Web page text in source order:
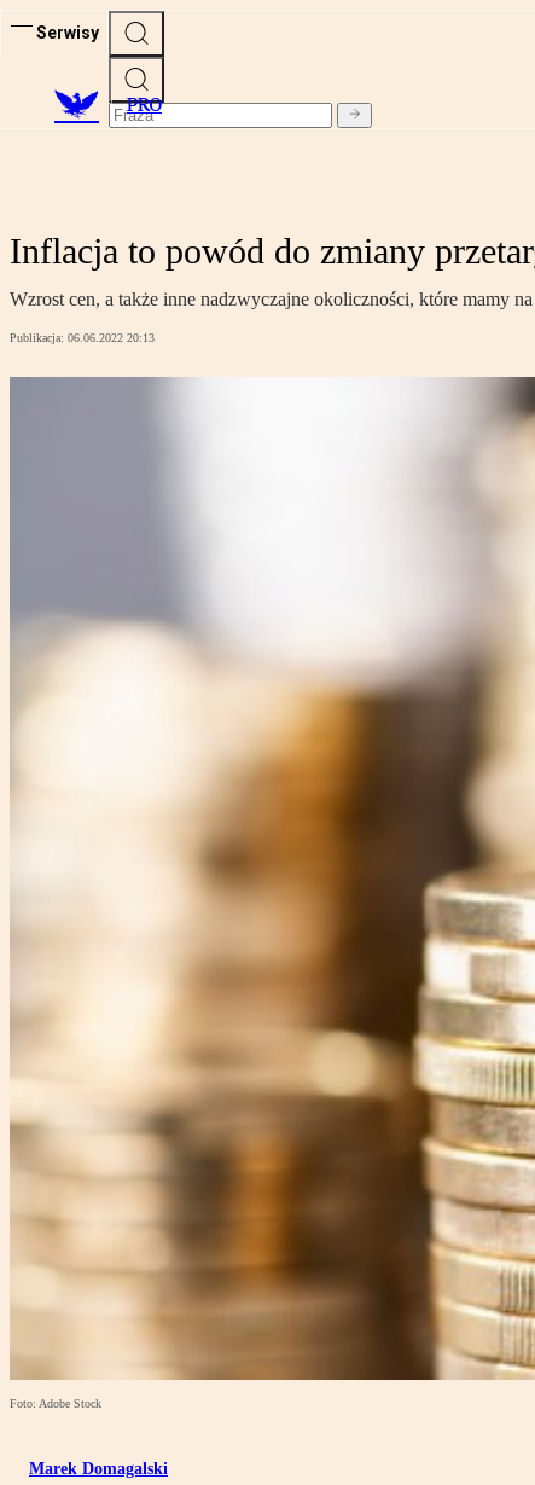
Serwisy
PRO
Inflacja to powód do zmiany
Wzrost cen, a także inne nadzwyczajne okoliczności, które mamy
Publikacja: 06.06.2022 20:13
Foto: Adobe Stock
Marek Domagalski